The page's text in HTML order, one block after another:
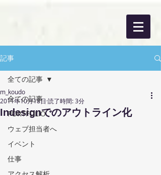
記事
全ての記事
PORTFOLIO
ウェブ担当者へ
イベント
仕事
全ての記事
Indesignでのアウトライン化
m_koudo
2011年10月18日 読了時間: 3分